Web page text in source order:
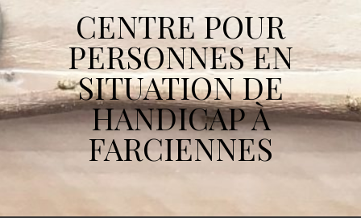
CENTRE POUR
PERSONNES EN
SITUATION DE
HANDICAP À
FARCIENNES